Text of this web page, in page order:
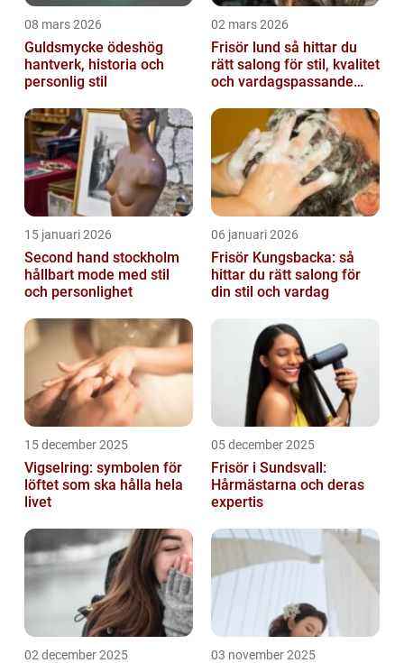
08 mars 2026
Guldsmycke ödeshög
hantverk, historia och
personlig stil
02 mars 2026
Frisör lund så hittar du
rätt salong för stil, kvalitet
och vardagspassande
15 januari 2026
Second hand stockholm
hållbart mode med stil
och personlighet
06 januari 2026
Frisör Kungsbacka: så
hittar du rätt salong för
din stil och vardag
15 december 2025
Vigselring: symbolen för
löftet som ska hålla hela
livet
05 december 2025
Frisör i Sundsvall:
Hårmästarna och deras
expertis
02 december 2025 03 november 2025